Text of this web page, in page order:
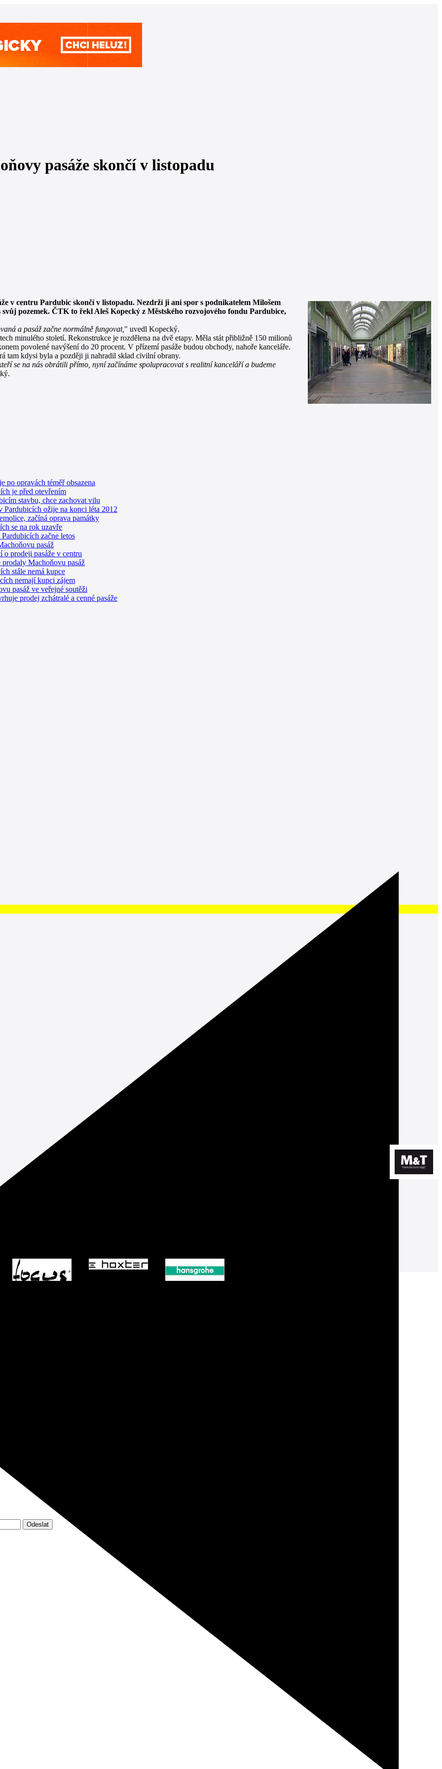
pasáže skončí v listopadu
v centru Pardubic skončí v listopadu. Nezdrží ji ani spor s podnikatelem Milošem
pozemek. ČTK to řekl Aleš Kopecký z Městského rozvojového fondu Pardubice,
a pasáž začne normálně fungovat, " uvedl Kopecký.
minulého století. Rekonstrukce je rozdělena na dvě etapy. Měla stát přibližně 150 milionů
povolené navýšení do 20 procent. V přízemí pasáže budou obchody, nahoře kanceláře.
tam kdysi byla a později ji nahradil sklad civilní obrany.
se na nás obrátili přímo, nyní začínáme spolupracovat s realitní kanceláří a budeme
po opravách téměř obsazena
je před otevřením
stavbu, chce zachovat vilu
Pardubicích ožije na konci léta 2012
začíná oprava památky
se na rok uzavře
začne letos
pasáž
prodeji pasáže v centru
Machoňovu pasáž
stále nemá kupce
nemají kupci zájem
pasáž ve veřejné soutěži
prodej zchátralé a cenné pasáže